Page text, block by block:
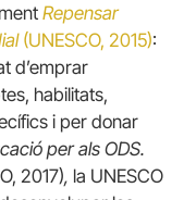
Repensar
(UNESCO, 2015):
d’emprar
habilitats,
i per donar
per als ODS.
2017), la UNESCO